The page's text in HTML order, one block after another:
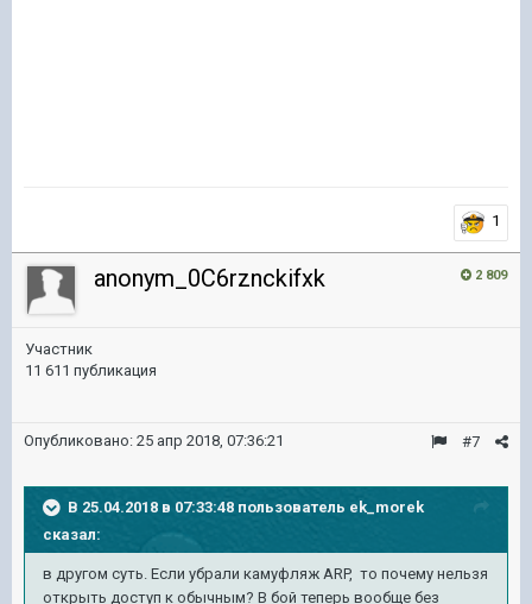
1
2 809
anonym_0C6rznckifxk
Участник
11 611 публикация
#7
Опубликовано: 25 апр 2018, 07:36:21
В 25.04.2018 в 07:33:48 пользователь ek_morek
сказал:
в другом суть. Если убрали камуфляж ARP, то почему нельзя
открыть доступ к обычным? В бой теперь вообще без